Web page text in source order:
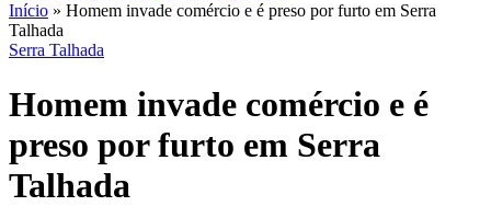
Início » Homem invade comércio e é preso por furto em Serra
Talhada
Serra Talhada
Homem invade comércio e é
preso por furto em Serra
Talhada